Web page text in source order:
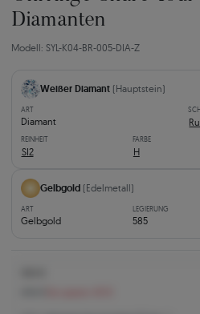
Diamanten
Modell: SYL-K04-BR-005-DIA-Z
Weißer Diamant (Hauptstein)
ART
Diamant
REINHEIT
SI2
FARBE
H
Gelbgold (Edelmetall)
ART
Gelbgold
LEGIERUNG
585